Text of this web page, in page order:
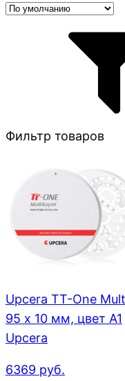
Фильтр товаров
Upcera TT-One
95 x 10 мм, цвет A1
Upcera
6369 руб.